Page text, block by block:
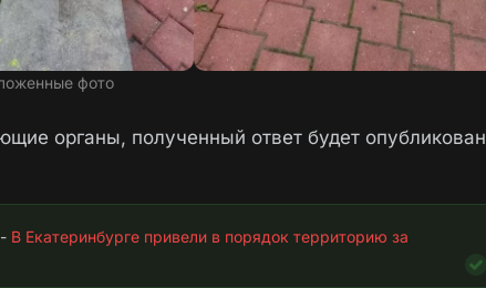
фото
органы, полученный ответ будет опубликован
В Екатеринбурге привели в порядок территорию за